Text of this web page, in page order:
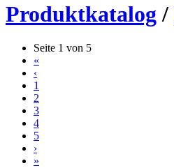
Produktkatalog /
Seite 1 von 5
«
‹
1
2
3
4
5
›
»